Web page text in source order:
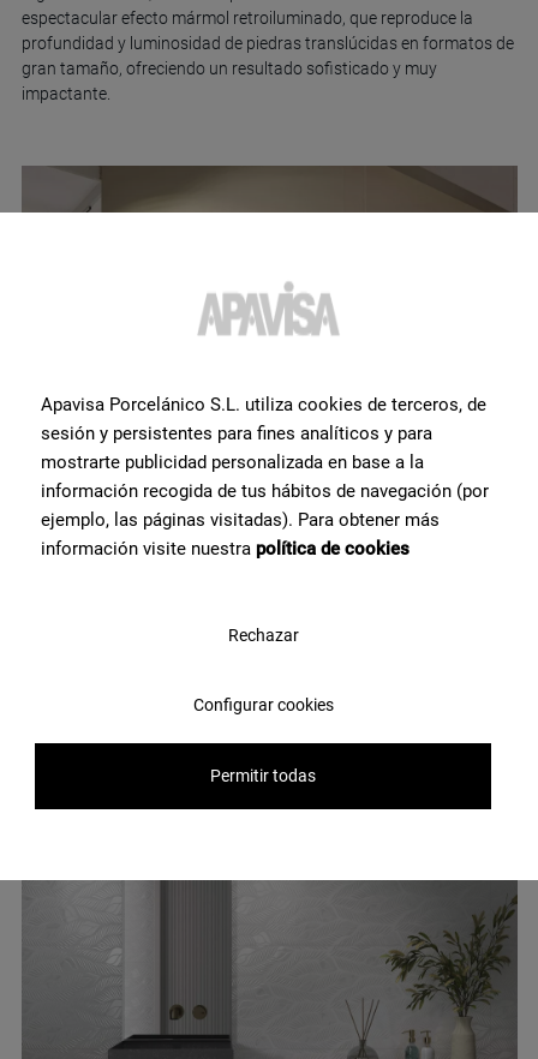
espectacular efecto mármol retroiluminado, que reproduce la
profundidad y luminosidad de piedras translúcidas en formatos de
gran tamaño, ofreciendo un resultado sofisticado y muy
impactante.
Apavisa Porcelánico S.L. utiliza cookies de terceros, de
sesión y persistentes para fines analíticos y para
mostrarte publicidad personalizada en base a la
información recogida de tus hábitos de navegación (por
ejemplo, las páginas visitadas). Para obtener más
información visite nuestra política de cookies
Rechazar
Configurar cookies
Permitir todas